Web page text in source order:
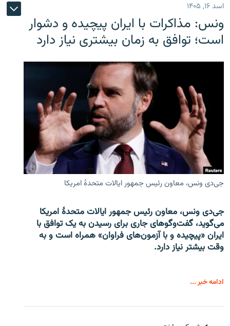
اسد ۱۶, ۱۴۰۵
ونس: مذاکرات با ایران پیچیده و دشوار
است؛ توافق به زمان بیشتری نیاز دارد
جی‌دی ونس، معاون رئیس جمهور ایالات متحدۀ امریکا
جی‌دی ونس، معاون رئیس جمهور ایالات متحدۀ امریکا
می‌گوید، گفت‌وگوهای جاری برای رسیدن به یک توافق با
ایران «پیچیده و با آزمون‌های فراوان» همراه است و به
وقت بیشتر نیاز دارد.
ادامه خبر ...